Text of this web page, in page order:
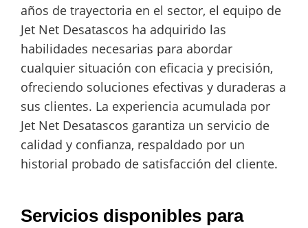
años de trayectoria en el sector, el equipo de
Jet Net Desatascos ha adquirido las
habilidades necesarias para abordar
cualquier situación con eficacia y precisión,
ofreciendo soluciones efectivas y duraderas a
sus clientes. La experiencia acumulada por
Jet Net Desatascos garantiza un servicio de
calidad y confianza, respaldado por un
historial probado de satisfacción del cliente.
Servicios disponibles para